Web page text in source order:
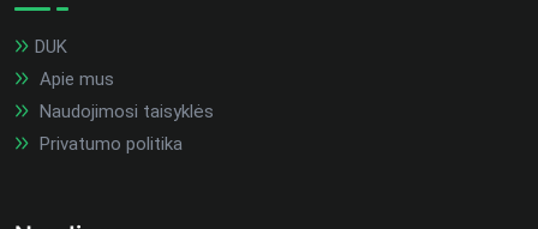
DUK
Apie mus
Naudojimosi taisyklės
Privatumo politika